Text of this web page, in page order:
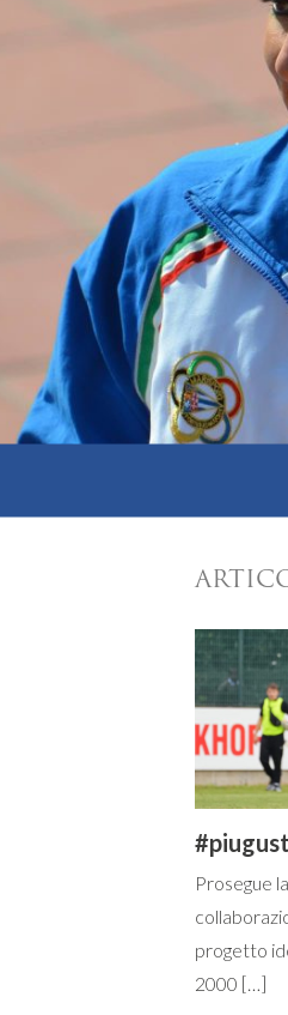
Prosegue
progetto
2000 […]